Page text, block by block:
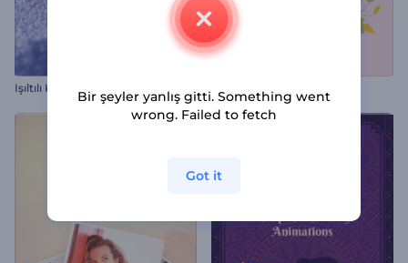
Işıltılı Kar Taneleri İntro Anneler Günü Animasyonu
Bir şeyler yanlış gitti. Something went
wrong. Failed to fetch
Got it